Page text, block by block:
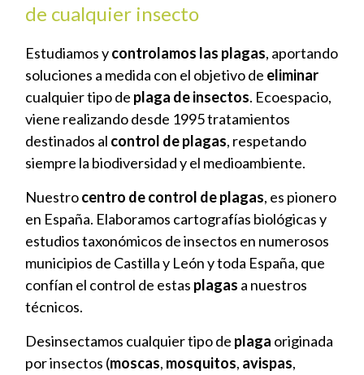
de cualquier insecto
Estudiamos ycontrolamos las plagas, aportando
soluciones a medida con el objetivo de eliminar
cualquier tipo de plaga de insectos. Ecoespacio,
viene realizando desde 1995 tratamientos
destinados al control de plagas, respetando
siempre la biodiversidad y el medioambiente.
Nuestrocentro de control de plagas, es pionero
en España. Elaboramos cartografías biológicas y
estudios taxonómicos de insectos en numerosos
municipios de Castilla y León y toda España, que
confían el control de estas plagas a nuestros
técnicos.
Desinsectamos cualquier tipo de plaga originada
por insectos (moscas, mosquitos, avispas,